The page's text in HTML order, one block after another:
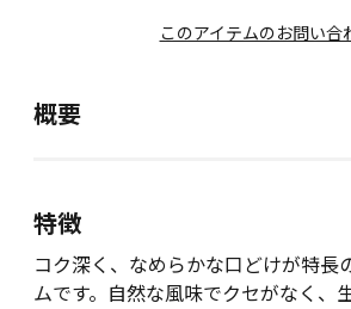
このアイテムのお問い合
概要
特徴
コク深く、なめらかな口どけが特長
ムです。自然な風味でクセがなく、